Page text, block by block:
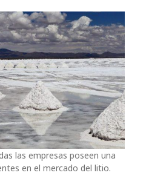
las empresas poseen una
en el mercado del litio.